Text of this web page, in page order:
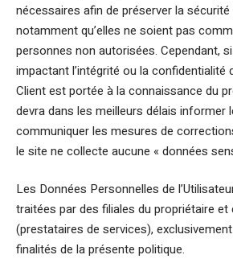
nécessaires afin de préserver la
notamment qu’elles ne soient pas
personnes non autorisées. Cependant,
impactant l’intégrité ou la
Client est portée à la connaissance du
devra dans les meilleurs délais informer
communiquer les mesures de
le site ne collecte aucune « données
Les Données Personnelles de
traitées par des filiales du propriétaire
(prestataires de services),
finalités de la présente politique.